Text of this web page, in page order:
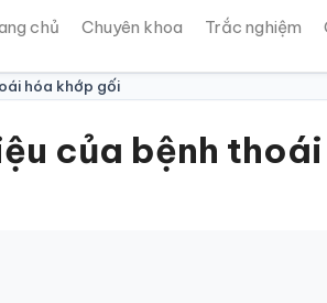
chủ Chuyên khoa Trắc nghiệm
hóa khớp gối
của bệnh